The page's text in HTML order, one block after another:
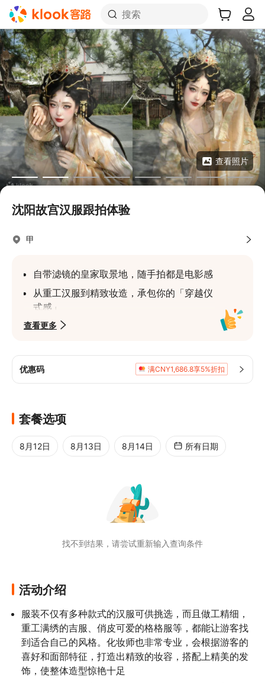
搜索
查看照片
沈阳故宫汉服跟拍体验
甲
自带滤镜的皇家取景地，随手拍都是电影感
从重工汉服到精致妆造，承包你的「穿越仪
式感」
专业团队跟着你一起「抠细节」，小白也能
拒绝僵硬摆拍，摄影师会引导你自然互动，
每个动作都藏着故事
查看更多
优惠码 满CNY1,686.8享5%折扣
套餐选项
8月12日 8月13日 8月14日 所有日期
找不到结果，请尝试重新输入查询条件
活动介绍
服装不仅有多种款式的汉服可供挑选，而且做工精细，
重工满绣的吉服、俏皮可爱的格格服等，都能让游客找
到适合自己的风格。化妆师也非常专业，会根据游客的
喜好和面部特征，打造出精致的妆容，搭配上精美的发
饰，使整体造型惊艳十足